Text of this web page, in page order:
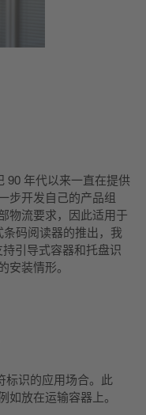
90 年代以来一直在提供
步开发自己的产品组
物流要求，因此适用于
码阅读器的推出，我
引导式容器和托盘识
安装情形。
标识的应用场合。此
如放在运输容器上。